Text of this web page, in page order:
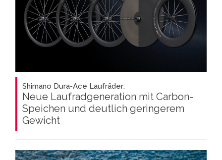
Shimano Dura-Ace Laufräder:
Neue Laufradgeneration mit Carbon-
Speichen und deutlich geringerem
Gewicht